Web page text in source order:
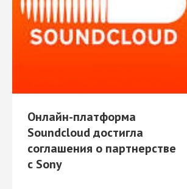
Онлайн-платформа
Soundcloud достигла
соглашения о партнерстве
с Sony